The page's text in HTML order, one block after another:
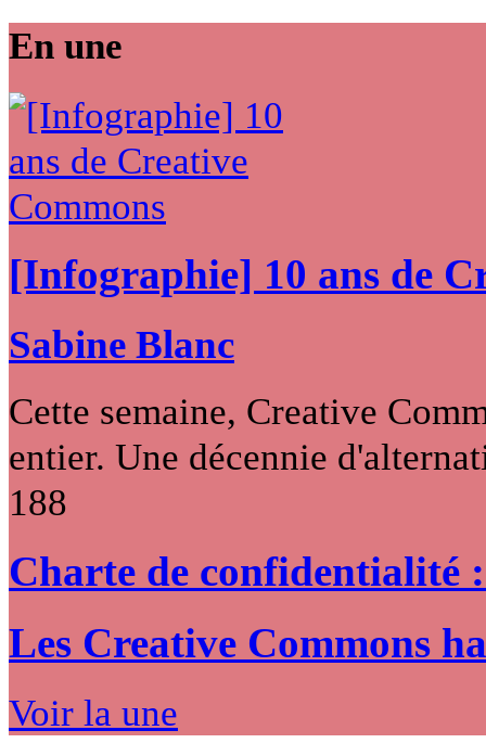
En une
[Infographie] 10 ans de
Sabine Blanc
Cette semaine, Creative
entier. Une décennie
188
Charte de confidentialité
Les Creative Commons
Voir la une